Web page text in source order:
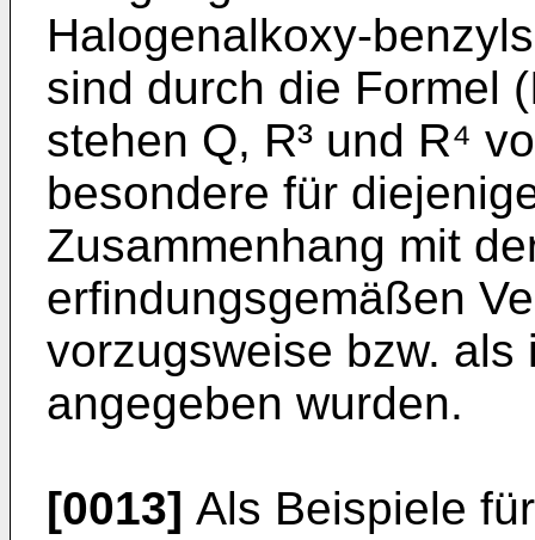
Halogenalkoxy-
sind durch die Formel
stehen Q, R³ und R⁴
besondere für
Zusammen­hang mit
erfindungsgemäßen
vorzugsweise bzw.
angegeben wurden.
[0013] Als Beispiele